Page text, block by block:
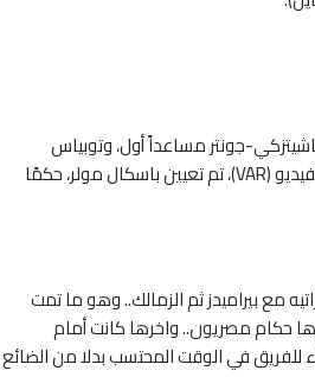
جونتر مساعداً أول، وتوبياس
فريتسش مساعداً ثانياً، بينما يتولى مارتن بيترسن، مهام الحكم الرابع، وعلى تقنية الفيديو (VAR)، تم تعيين باسكال مولر، حكمًا
مع بيراميدز ثم الزمالك.. وهو ما تمت
حكام مصريون.. واخرها كانت أمام
للفريق في الوقت المحتسب بدلا من الضائع